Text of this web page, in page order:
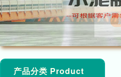
产品分类 Product